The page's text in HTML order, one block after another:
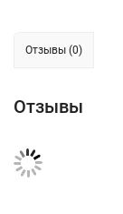
Отзывы (0)
Отзывы